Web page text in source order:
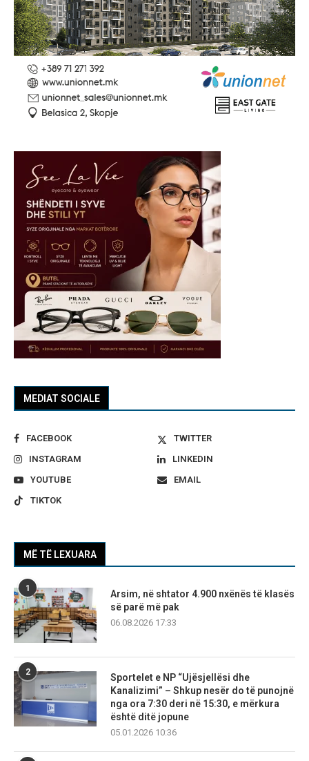
MEDIAT SOCIALE
FACEBOOK
TWITTER
INSTAGRAM
LINKEDIN
YOUTUBE
EMAIL
TIKTOK
MË TË LEXUARA
1
Arsim, në shtator 4.900 nxënës të klasës
së parë më pak
06.08.2026 17:33
2
Sportelet e NP “Ujësjellësi dhe
Kanalizimi” – Shkup nesër do të punojnë
nga ora 7:30 deri në 15:30, e mërkura
është ditë jopune
05.01.2026 10:36